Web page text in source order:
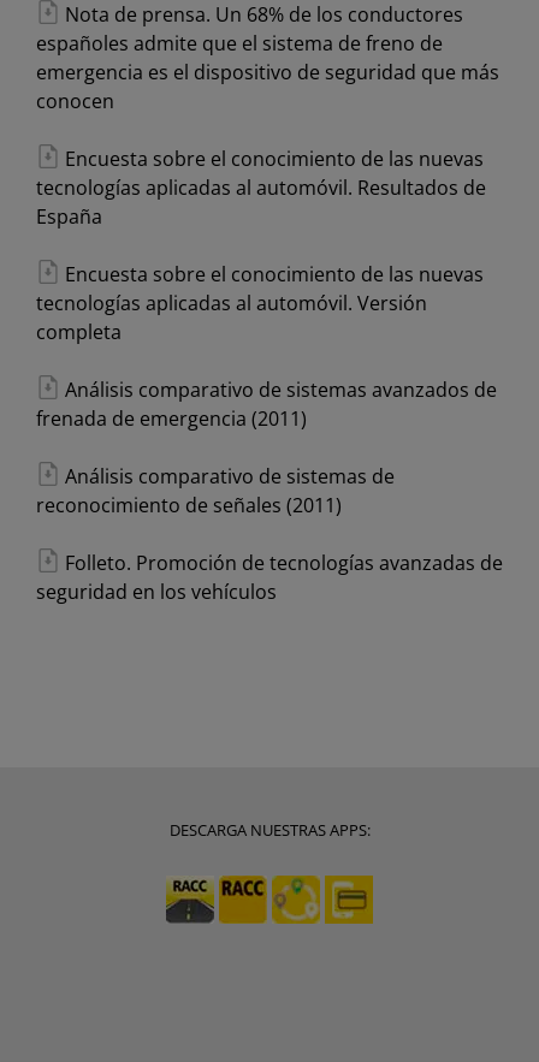
Nota de prensa. Un 68% de los conductores
españoles admite que el sistema de freno de
emergencia es el dispositivo de seguridad que más
conocen
Encuesta sobre el conocimiento de las nuevas
tecnologías aplicadas al automóvil. Resultados de
España
Encuesta sobre el conocimiento de las nuevas
tecnologías aplicadas al automóvil. Versión
completa
Análisis comparativo de sistemas avanzados de
frenada de emergencia (2011)
Análisis comparativo de sistemas de
reconocimiento de señales (2011)
Folleto. Promoción de tecnologías avanzadas de
seguridad en los vehículos
DESCARGA NUESTRAS APPS: